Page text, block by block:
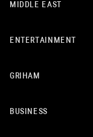
MIDDLE EAST
ENTERTAINMENT
GRIHAM
BUSINESS